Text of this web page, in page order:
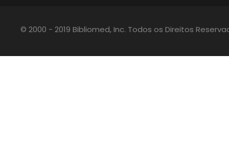
© 2000 - 2019 Bibliomed, Inc. Todos os Direitos